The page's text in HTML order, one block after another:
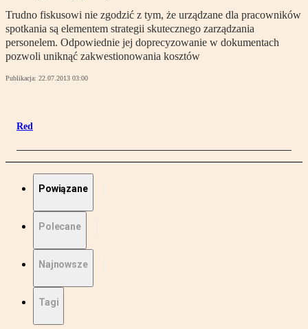
Trudno fiskusowi nie zgodzić z tym, że urządzane dla pracowników
spotkania są elementem strategii skutecznego zarządzania
personelem. Odpowiednie jej doprecyzowanie w dokumentach
pozwoli uniknąć zakwestionowania kosztów
Publikacja: 22.07.2013 03:00
Red
Powiązane
Polecane
Najnowsze
Tagi